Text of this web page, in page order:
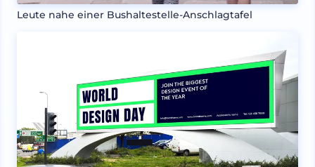
Leute nahe einer Bushaltestelle-Anschlagtafel